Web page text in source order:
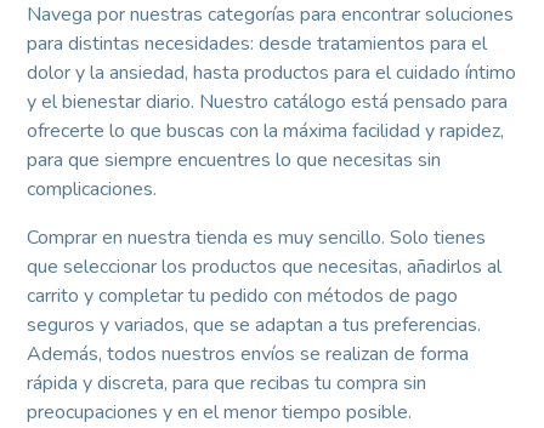
Navega por nuestras categorías para encontrar soluciones
para distintas necesidades: desde tratamientos para el
dolor y la ansiedad, hasta productos para el cuidado íntimo
y el bienestar diario. Nuestro catálogo está pensado para
ofrecerte lo que buscas con la máxima facilidad y rapidez,
para que siempre encuentres lo que necesitas sin
complicaciones.
Comprar en nuestra tienda es muy sencillo. Solo tienes
que seleccionar los productos que necesitas, añadirlos al
carrito y completar tu pedido con métodos de pago
seguros y variados, que se adaptan a tus preferencias.
Además, todos nuestros envíos se realizan de forma
rápida y discreta, para que recibas tu compra sin
preocupaciones y en el menor tiempo posible.